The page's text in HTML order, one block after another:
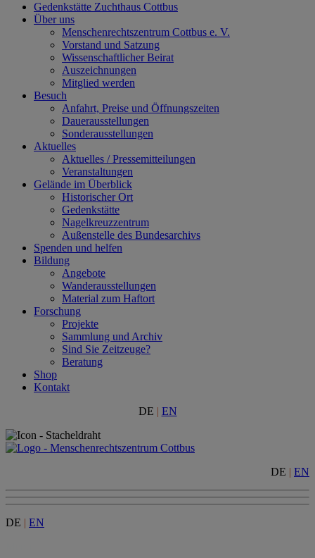
Gedenkstätte Zuchthaus Cottbus
Über uns
Menschenrechtszentrum Cottbus e. V.
Vorstand und Satzung
Wissenschaftlicher Beirat
Auszeichnungen
Mitglied werden
Besuch
Anfahrt, Preise und Öffnungszeiten
Dauerausstellungen
Sonderausstellungen
Aktuelles
Aktuelles / Pressemitteilungen
Veranstaltungen
Gelände im Überblick
Historischer Ort
Gedenkstätte
Nagelkreuzzentrum
Außenstelle des Bundesarchivs
Spenden und helfen
Bildung
Angebote
Wanderausstellungen
Material zum Haftort
Forschung
Projekte
Sammlung und Archiv
Sind Sie Zeitzeuge?
Beratung
Shop
Kontakt
DE | EN
DE | EN
DE | EN